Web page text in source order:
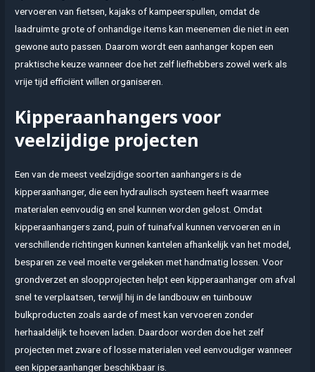
vervoeren van fietsen, kajaks of kampeerspullen, omdat de
laadruimte grote of onhandige items kan meenemen die niet in een
gewone auto passen. Daarom wordt een aanhanger kopen een
praktische keuze wanneer doe het zelf liefhebbers zowel werk als
vrije tijd efficiënt willen organiseren.
Kipperaanhangers voor
veelzijdige projecten
Een van de meest veelzijdige soorten aanhangers is de
kipperaanhanger, die een hydraulisch systeem heeft waarmee
materialen eenvoudig en snel kunnen worden gelost. Omdat
kipperaanhangers zand, puin of tuinafval kunnen vervoeren en in
verschillende richtingen kunnen kantelen afhankelijk van het model,
besparen ze veel moeite vergeleken met handmatig lossen. Voor
grondverzet en sloopprojecten helpt een kipperaanhanger om afval
snel te verplaatsen, terwijl hij in de landbouw en tuinbouw
bulkproducten zoals aarde of mest kan vervoeren zonder
herhaaldelijk te hoeven laden. Daardoor worden doe het zelf
projecten met zware of losse materialen veel eenvoudiger wanneer
een kipperaanhanger beschikbaar is.